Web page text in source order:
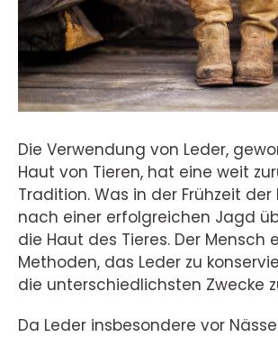
Die Verwendung von Leder,
Haut von Tieren, hat eine weit
Tradition. Was in der Frühzeit
nach einer erfolgreichen Jagd
die Haut des Tieres. Der Mensch
Methoden, das Leder zu
die unterschiedlichsten Zwecke
Da Leder insbesondere vor